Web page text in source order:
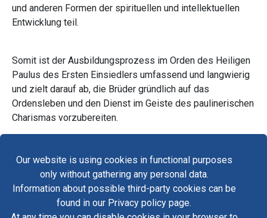
Our website is using cookies in functional purposes
only without gathering any personal data.
Information about possible third-party cookies can be
found in our Privacy policy page.
und anderen Formen der spirituellen und intellektuellen
Entwicklung teil.
Somit ist der Ausbildungsprozess im Orden des Heiligen
Paulus des Ersten Einsiedlers umfassend und langwierig
und zielt darauf ab, die Brüder gründlich auf das
Ordensleben und den Dienst im Geiste des paulinerischen
Charismas vorzubereiten.
Kontakt
Kontakt zum Sanktuariumskustos